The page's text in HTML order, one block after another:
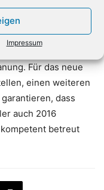
Impressum
wollen wir
deshalb unseren
Für das neue
einen weiteren
dass
auch 2016
betreut